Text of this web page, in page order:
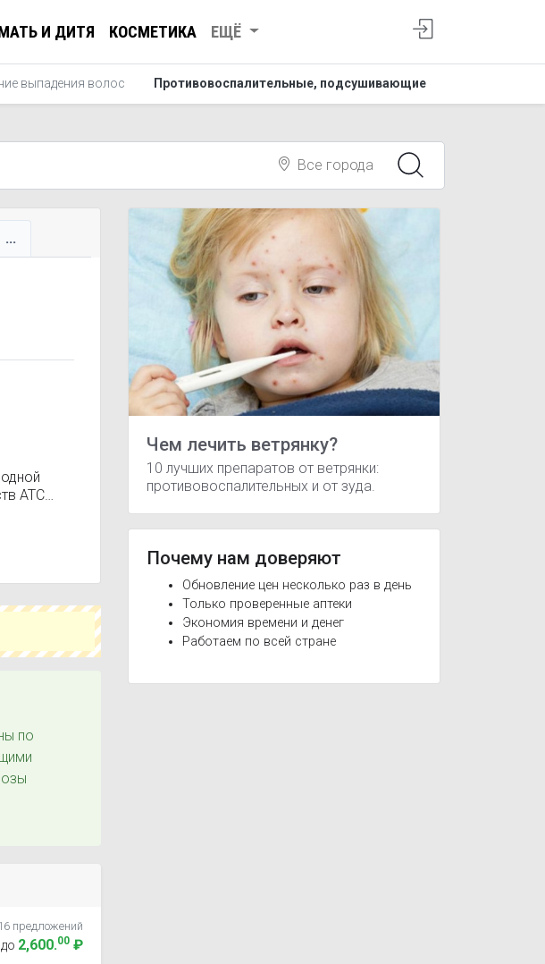
И ДИТЯ КОСМЕТИКА ЕЩЁ
выпадения волос Противовоспалительные, подсушивающие
Все города
...
АТС
по
предложений
до 2,600.00 ₽
Чем лечить ветрянку?
10 лучших препаратов от ветрянки:
противовоспалительных и от зуда.
Почему нам доверяют
Обновление цен несколько раз в день
Только проверенные аптеки
Экономия времени и денег
Работаем по всей стране